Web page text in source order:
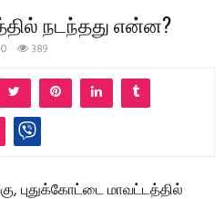
நடந்தது என்ன?
0 389
புதுக்கோட்டை மாவட்டத்தில்